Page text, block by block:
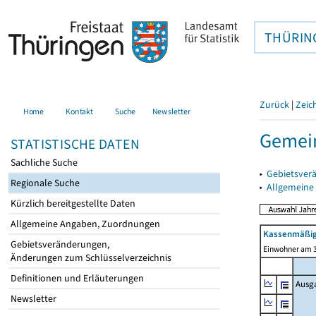
Home Kontakt Suche Newsletter
STATISTISCHE DATEN
Sachliche Suche
Regionale Suche
Kürzlich bereitgestellte Daten
Allgemeine Angaben, Zuordnungen
Gebietsveränderungen,
Änderungen zum Schlüsselverzeichnis
Definitionen und Erläuterungen
Newsletter
Zurück |
▸
▸
Einwohner am